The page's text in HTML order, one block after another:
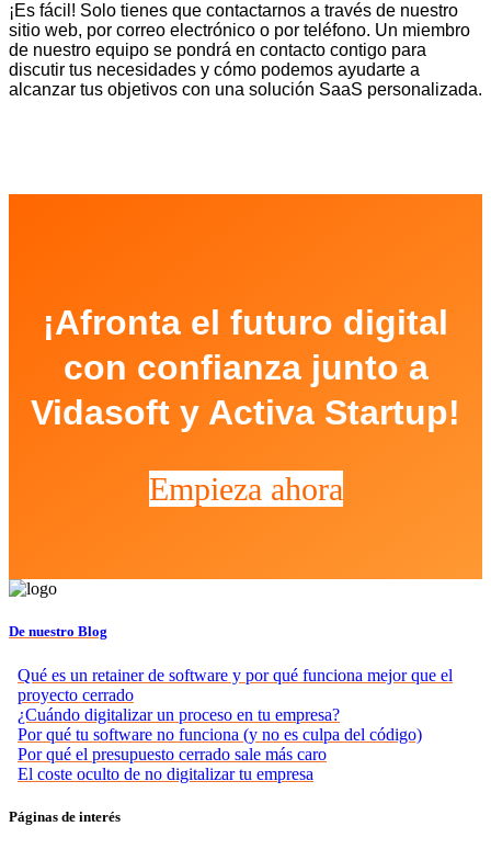
¡Es fácil! Solo tienes que contactarnos a través de nuestro
sitio web, por correo electrónico o por teléfono. Un miembro
de nuestro equipo se pondrá en contacto contigo para
discutir tus necesidades y cómo podemos ayudarte a
alcanzar tus objetivos con una solución SaaS personalizada.
¡Afronta el futuro digital
con confianza junto a
Vidasoft y Activa Startup!
Empieza ahora
De nuestro Blog
Qué es un retainer de software y por qué funciona mejor que el
proyecto cerrado
¿Cuándo digitalizar un proceso en tu empresa?
Por qué tu software no funciona (y no es culpa del código)
Por qué el presupuesto cerrado sale más caro
El coste oculto de no digitalizar tu empresa
Páginas de interés